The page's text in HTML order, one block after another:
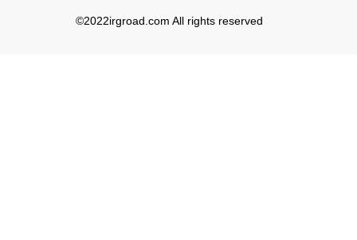
©2022irgroad.com All rights reserved